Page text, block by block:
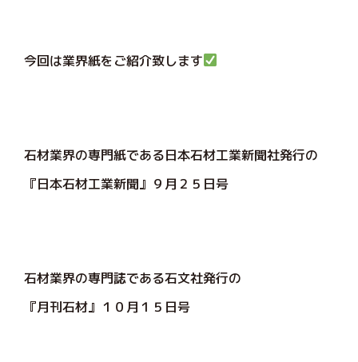
今回は業界紙をご紹介致します
石材業界の専門紙である日本石材工業新聞社発行の
『日本石材工業新聞』９月２５日号
石材業界の専門誌である石文社発行の
『月刊石材』１０月１５日号